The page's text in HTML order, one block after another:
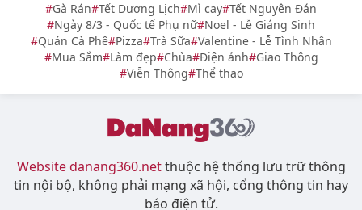
Gà Rán Tết Dương Lịch Mì cay Tết Nguyên Đán
Ngày 8/3 - Quốc tế Phụ nữ Noel - Lễ Giáng Sinh
Quán Cà Phê Pizza Trà Sữa Valentine - Lễ Tình Nhân
Mua Sắm Làm đẹp Chùa Điện ảnh Giao Thông
Viễn Thông Thể thao
Website danang360.netthuộc hệ thống lưu trữ thông
tin nội bộ, không phải mạng xã hội, cổng thông tin hay
báo điện tử.